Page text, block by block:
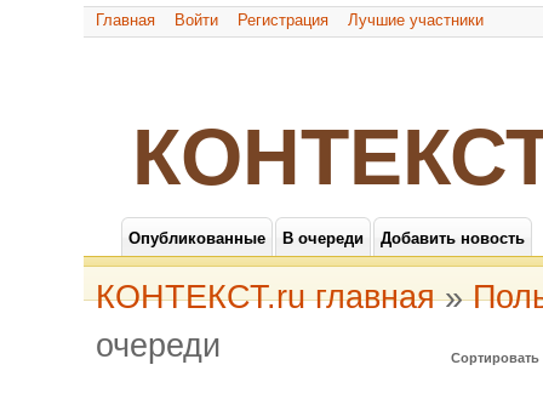
Главная Войти Регистрация Лучшие участники
Опубликованные В очереди Добавить новость
КОНТЕКСТ.ru главная»
очереди